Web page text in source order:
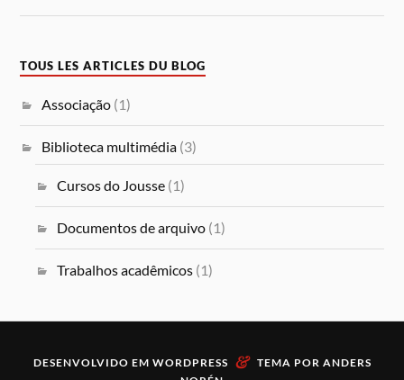
TOUS LES ARTICLES DU BLOG
Associação (1)
Biblioteca multimédia (3)
Cursos do Jousse(1)
Documentos de arquivo(1)
Trabalhos acadêmicos(1)
DESENVOLVIDO EM WORDPRESS & TEMA POR ANDERS